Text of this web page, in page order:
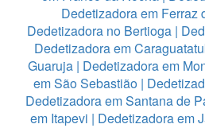
Dedetizadora em Ferraz
Dedetizadora no Bertioga |
Dedetizadora em
Guaruja| Dedetizadora em
em São Sebastião |
Dedetizadora em Santana de
em Itapevi | Dedetizadora em